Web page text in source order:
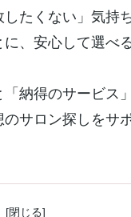
たくない」気持
、安心して選べ
納得のサービス
サロン探しをサ